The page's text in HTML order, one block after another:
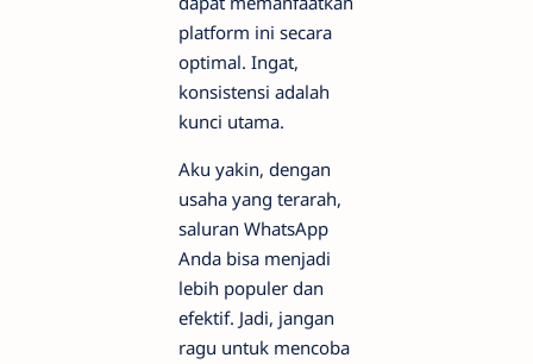
platform ini secara
optimal. Ingat,
konsistensi adalah
kunci utama.
Aku yakin, dengan
usaha yang terarah,
saluran WhatsApp
Anda bisa menjadi
lebih populer dan
efektif. Jadi, jangan
ragu untuk mencoba